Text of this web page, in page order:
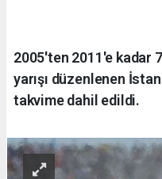
2005'ten 2011'e kadar
yarışı düzenlenen
takvime dahil edildi.